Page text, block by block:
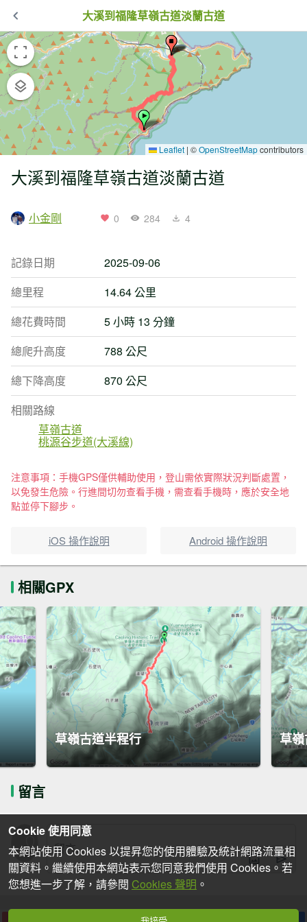
大溪到福隆草嶺古道淡蘭古道
Leaflet | ©OpenStreetMapcontributors
大溪到福隆草嶺古道淡蘭古道
小金剛 0 284 4
記錄日期
2025-09-06
總里程
14.64 公里
總花費時間
5 小時 13 分鐘
總爬升高度
788 公尺
總下降高度
870 公尺
相關路線
草嶺古道
桃源谷步道(大溪線)
注意事項：手機GPS僅供輔助使用，登山需依實際狀況判斷處置，
以免發生危險。行進間切勿查看手機，需查看手機時，應於安全地
點並停下腳步。
iOS 操作說明 Android 操作說明
相關GPX
草嶺古道半程行 草
留言
Cookie 使用同意
本網站使用 Cookies 以提昇您的使用體驗及統計網路流量相
關資料。繼續使用本網站表示您同意我們使用 Cookies。若
您想進一步了解，請參閱 Cookies 聲明 。